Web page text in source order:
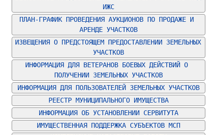
ИЖС
ПЛАН-ГРАФИК ПРОВЕДЕНИЯ АУКЦИОНОВ ПО ПРОДАЖЕ И
АРЕНДЕ УЧАСТКОВ
ИЗВЕЩЕНИЯ О ПРЕДСТОЯЩЕМ ПРЕДОСТАВЛЕНИИ ЗЕМЕЛЬНЫХ
УЧАСТКОВ
ИНФОРМАЦИЯ ДЛЯ ВЕТЕРАНОВ БОЕВЫХ ДЕЙСТВИЙ О
ПОЛУЧЕНИИ ЗЕМЕЛЬНЫХ УЧАСТКОВ
ИНФОРМАЦИЯ ДЛЯ ПОЛЬЗОВАТЕЛЕЙ ЗЕМЕЛЬНЫХ УЧАСТКОВ
РЕЕСТР МУНИЦИПАЛЬНОГО ИМУЩЕСТВА
ИНФОРМАЦИЯ ОБ УСТАНОВЛЕНИИ СЕРВИТУТА
ИМУЩЕСТВЕННАЯ ПОДДЕРЖКА СУБЪЕКТОВ МСП